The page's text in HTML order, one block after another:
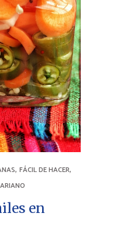
,FÁCIL DE HACER,
en